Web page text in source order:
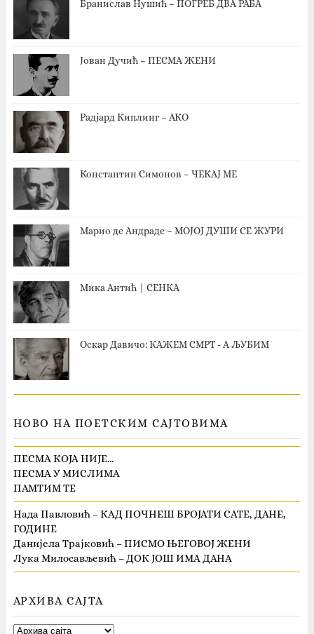
Бранислав Нушић – ПОГРЕБ ДВА РАБА
Јован Дучић – ПЕСМА ЖЕНИ
Радјард Киплинг – АКО
Константин Симонов – ЧЕКАЈ МЕ
Марио де Андраде – МОЈОЈ ДУШИ СЕ ЖУРИ
Мика Антић | СЕНКА
Оскар Давичо‎: КАЖЕМ СМРТ - А ЉУБИМ
НОВО НА ПОЕТСКИМ САЈТОВИМА
ПЕСМА КОЈА НИЈЕ…
ПЕСМА У МИСЛИМА
ПАМТИМ ТЕ
Нада Павловић – КАД ПОЧНЕШ БРОЈАТИ САТЕ, ДАНЕ,
ГОДИНЕ
Данијела Трајковић – ПИСМО ЊЕГОВОЈ ЖЕНИ
Лука Милосављевић – ДОК ЈОШ ИМА ДАНА
АРХИВА САЈТА